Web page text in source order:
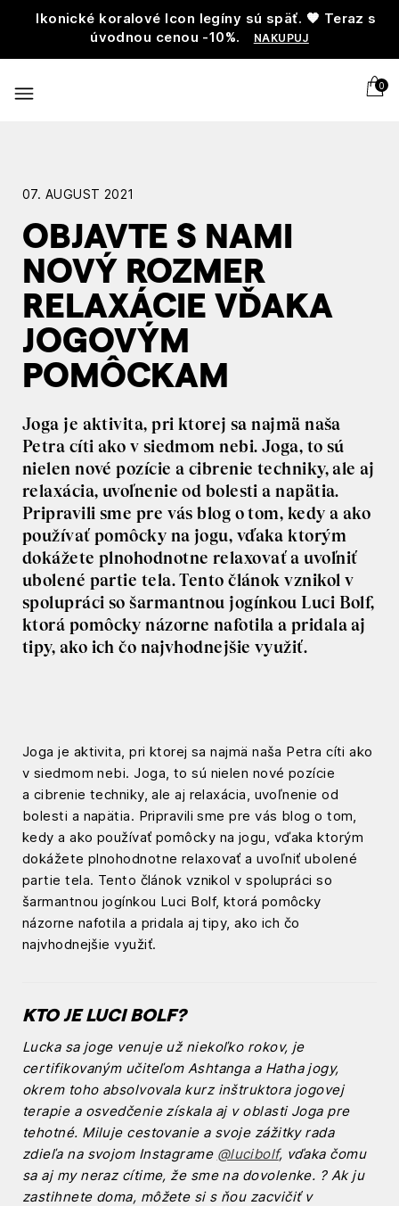
Ikonické koralové Icon legíny sú späť. 🧡 Teraz s
úvodnou cenou -10%.
NAKUPUJ
0
07. AUGUST 2021
OBJAVTE S NAMI
NOVÝ ROZMER
RELAXÁCIE VĎAKA
JOGOVÝM
POMÔCKAM
Joga je aktivita, pri ktorej sa najmä naša
Petra cíti ako v siedmom nebi. Joga, to sú
nielen nové pozície a cibrenie techniky, ale aj
relaxácia, uvoľnenie od bolesti a napätia.
Pripravili sme pre vás blog o tom, kedy a ako
používať pomôcky na jogu, vďaka ktorým
dokážete plnohodnotne relaxovať a uvoľniť
ubolené partie tela. Tento článok vznikol v
spolupráci so šarmantnou jogínkou Luci Bolf,
ktorá pomôcky názorne nafotila a pridala aj
tipy, ako ich čo najvhodnejšie využiť.
Joga je aktivita, pri ktorej sa najmä naša Petra cíti ako
v siedmom nebi. Joga, to sú nielen nové pozície
a cibrenie techniky, ale aj relaxácia, uvoľnenie od
bolesti a napätia. Pripravili sme pre vás blog o tom,
kedy a ako používať pomôcky na jogu, vďaka ktorým
dokážete plnohodnotne relaxovať a uvoľniť ubolené
partie tela. Tento článok vznikol v spolupráci so
šarmantnou jogínkou Luci Bolf, ktorá pomôcky
názorne nafotila a pridala aj tipy, ako ich čo
najvhodnejšie využiť.
KTO JE LUCI BOLF?
Lucka sa joge venuje už niekoľko rokov, je
certifikovaným učiteľom Ashtanga a Hatha jogy,
okrem toho absolvovala kurz inštruktora jogovej
terapie a osvedčenie získala aj v oblasti Joga pre
tehotné. Miluje cestovanie a svoje zážitky rada
zdieľa na svojom Instagrame @lucibolf, vďaka čomu
sa aj my neraz cítime, že sme na dovolenke. ? Ak ju
zastihnete doma, môžete si s ňou zacvičiť v